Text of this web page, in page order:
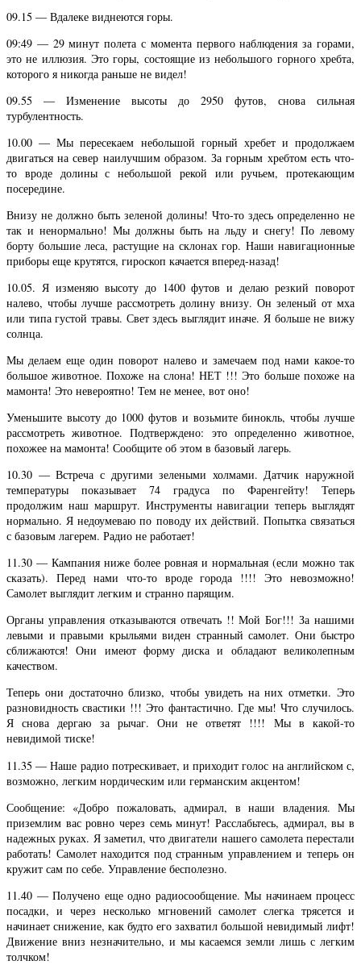
09.15 — Вдалеке виднеются горы.
09:49 — 29 минут полета с момента первого наблюдения за горами,
это не иллюзия. Это горы, состоящие из небольшого горного хребта,
которого я никогда раньше не видел!
09.55 — Изменение высоты до 2950 футов, снова сильная
турбулентность.
10.00 — Мы пересекаем небольшой горный хребет и продолжаем
двигаться на север наилучшим образом. За горным хребтом есть что-
то вроде долины с небольшой рекой или ручьем, протекающим
посередине.
Внизу не должно быть зеленой долины! Что-то здесь определенно не
так и ненормально! Мы должны быть на льду и снегу! По левому
борту большие леса, растущие на склонах гор. Наши навигационные
приборы еще крутятся, гироскоп качается вперед-назад!
10.05. Я изменяю высоту до 1400 футов и делаю резкий поворот
налево, чтобы лучше рассмотреть долину внизу. Он зеленый от мха
или типа густой травы. Свет здесь выглядит иначе. Я больше не вижу
солнца.
Мы делаем еще один поворот налево и замечаем под нами какое-то
большое животное. Похоже на слона! НЕТ !!! Это больше похоже на
мамонта! Это невероятно! Тем не менее, вот оно!
Уменьшите высоту до 1000 футов и возьмите бинокль, чтобы лучше
рассмотреть животное. Подтверждено: это определенно животное,
похожее на мамонта! Сообщите об этом в базовый лагерь.
10.30 — Встреча с другими зелеными холмами. Датчик наружной
температуры показывает 74 градуса по Фаренгейту! Теперь
продолжим наш маршрут. Инструменты навигации теперь выглядят
нормально. Я недоумеваю по поводу их действий. Попытка связаться
с базовым лагерем. Радио не работает!
11.30 — Кампания ниже более ровная и нормальная (если можно так
сказать). Перед нами что-то вроде города !!!! Это невозможно!
Самолет выглядит легким и странно парящим.
Органы управления отказываются отвечать !! Мой Бог!!! За нашими
левыми и правыми крыльями виден странный самолет. Они быстро
сближаются! Они имеют форму диска и обладают великолепным
качеством.
Теперь они достаточно близко, чтобы увидеть на них отметки. Это
разновидность свастики !!! Это фантастично. Где мы! Что случилось.
Я снова дергаю за рычаг. Они не ответят !!!! Мы в какой-то
невидимой тиске!
11.35 — Наше радио потрескивает, и приходит голос на английском с,
возможно, легким нордическим или германским акцентом!
Сообщение: «Добро пожаловать, адмирал, в наши владения. Мы
приземлим вас ровно через семь минут! Расслабьтесь, адмирал, вы в
надежных руках. Я заметил, что двигатели нашего самолета перестали
работать! Самолет находится под странным управлением и теперь он
кружит сам по себе. Управление бесполезно.
11.40 — Получено еще одно радиосообщение. Мы начинаем процесс
посадки, и через несколько мгновений самолет слегка трясется и
начинает снижение, как будто его захватил большой невидимый лифт!
Движение вниз незначительно, и мы касаемся земли лишь с легким
толчком!